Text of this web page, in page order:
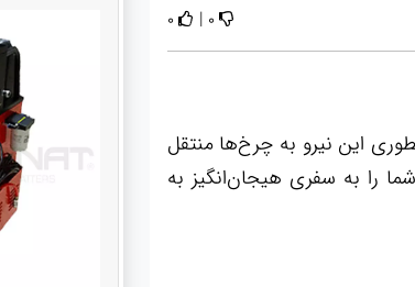
0
|
0
این نیرو به چرخ‌ها منتقل
را به سفری هیجان‌انگیز به